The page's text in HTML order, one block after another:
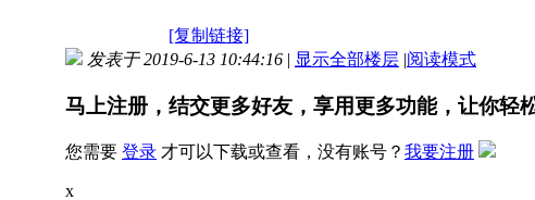
[复制链接]
发表于 2019-6-13 10:44:16 | 显示全部楼层 |阅读模式
马上注册，结交更多好友，享用更多功能，让你轻
您需要 登录 才可以下载或查看，没有账号？ 我要注册
x